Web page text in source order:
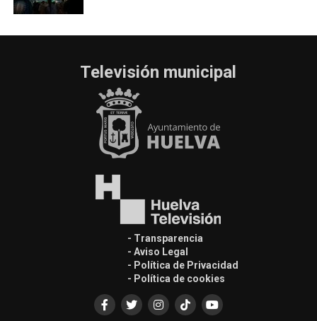
Televisión municipal
- Transparencia
- Aviso Legal
- Política de Privacidad
- Política de cookies